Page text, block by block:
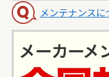
メンテナンス